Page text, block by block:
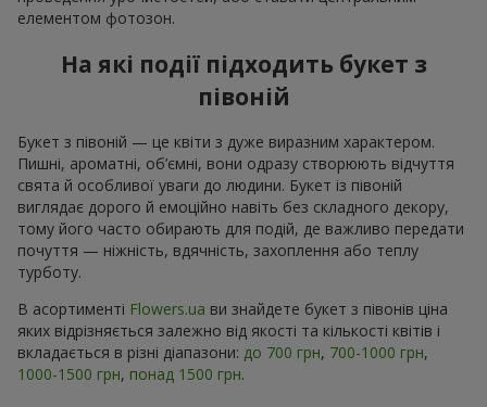
елементом фотозон.
На які події підходить букет з
півоній
Букет з півоній — це квіти з дуже виразним характером.
Пишні, ароматні, об’ємні, вони одразу створюють відчуття
свята й особливої уваги до людини. Букет із півоній
виглядає дорого й емоційно навіть без складного декору,
тому його часто обирають для подій, де важливо передати
почуття — ніжність, вдячність, захоплення або теплу
турботу.
В асортименті Flowers.ua ви знайдете букет з півонів ціна
яких відрізняється залежно від якості та кількості квітів і
вкладається в різні діапазони: до 700 грн, 700-1000 грн,
1000-1500 грн, понад 1500 грн.